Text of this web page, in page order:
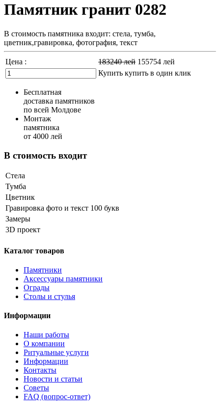
Памятник гранит 0282
В стоимость памятника входит: стела, тумба,
цветник,гравировка, фотография, текст
Цена : 183240лей 155754 лей
Купить купить в один клик
Бесплатная
доставка памятников
по всей Молдове
Монтаж
памятника
от 4000 лей
В стоимость входит
Стела
Тумба
Цветник
Гравировка фото и текст 100 букв
Замеры
3D проект
Каталог товаров
Памятники
Аксессуары памятники
Ограды
Столы и стулья
Информации
Наши работы
О компании
Ритуальные услуги
Информации
Контакты
Новости и статьи
Советы
FAQ (вопрос-ответ)